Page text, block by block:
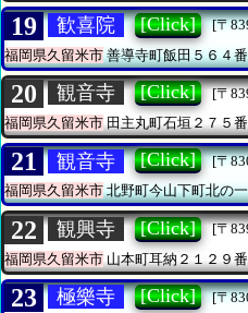
19 歓喜院 [Click]
[〒
福岡県久留米市善導寺町飯田５６４
20 観音寺 [Click]
[〒
福岡県久留米市 田主丸町石垣２７５
21 観音寺 [Click]
[〒
福岡県久留米市北野町今山下町北の
22 観興寺 [Click]
[〒
福岡県久留米市 山本町耳納２１２９番
23 極樂寺 [Click]
[〒